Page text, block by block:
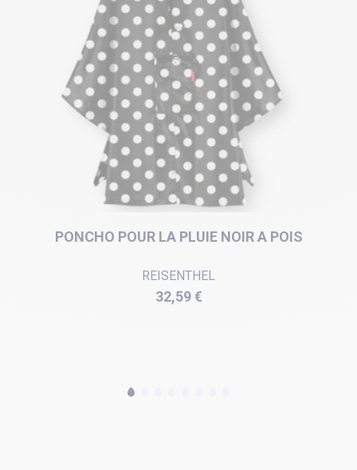
PONCHO POUR LA PLUIE NOIR A POIS
REISENTHEL
Prix
32,59 €